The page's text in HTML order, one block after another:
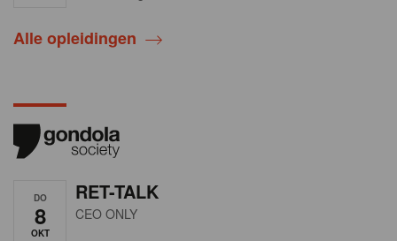
Alle opleidingen
DO
8
OKT
RET-TALK
CEO ONLY